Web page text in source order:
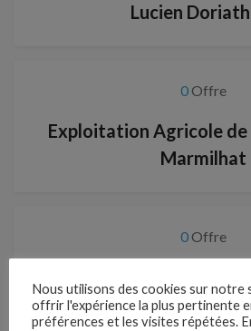
Lucien
0Offre
Exploitation Agricole de
Marmilhat
0Offre
Nous utilisons des cookies sur notre
offrir l'expérience la plus pertinente
préférences et les visites répétées.